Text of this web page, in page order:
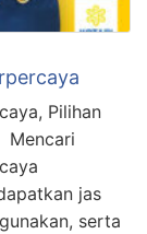
Pilihan
Mencari
jas
serta